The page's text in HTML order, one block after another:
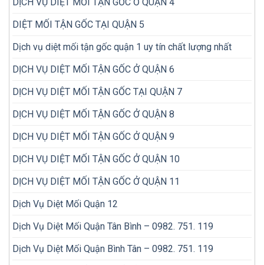
nhà
DIỆT MỐI TẬN GỐC TẠI QUẬN 5
Dịch vụ diệt mối tận gốc quận 1 uy tín chất lượng nhất
DỊCH VỤ DIỆT MỐI TẬN GỐC Ở QUẬN 6
DỊCH VỤ DIỆT MỐI TẬN GỐC TẠI QUẬN 7
DỊCH VỤ DIỆT MỐI TẬN GỐC Ở QUẬN 8
DỊCH VỤ DIỆT MỐI TẬN GỐC Ở QUẬN 9
DỊCH VỤ DIỆT MỐI TẬN GỐC Ở QUẬN 10
DỊCH VỤ DIỆT MỐI TẬN GỐC Ở QUẬN 11
Dịch Vụ Diệt Mối Quận 12
Dịch Vụ Diệt Mối Quận Tân Bình – 0982. 751. 119
Dịch Vụ Diệt Mối Quận Bình Tân – 0982. 751. 119